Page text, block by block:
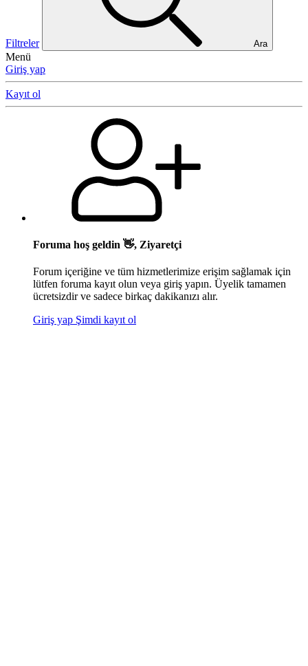
Filtreler Ara
Menü
Giriş yap
Kayıt ol
Foruma hoş geldin 👋, Ziyaretçi
Forum içeriğine ve tüm hizmetlerimize erişim sağlamak için
lütfen foruma kayıt olun veya giriş yapın. Üyelik tamamen
ücretsizdir ve sadece birkaç dakikanızı alır.
Giriş yap Şimdi kayıt ol